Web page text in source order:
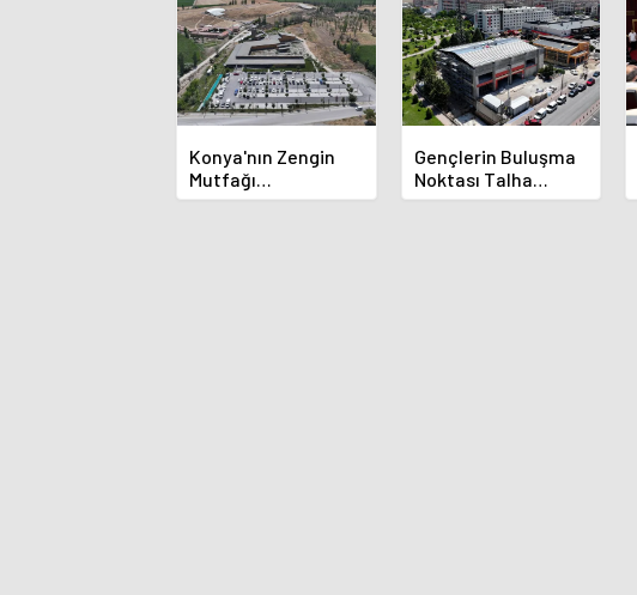
Konya'nın Zengin
Mutfağı
GastroFest'te
Gençlerin Buluşma
Noktası Talha
Bayrakçı Akademi